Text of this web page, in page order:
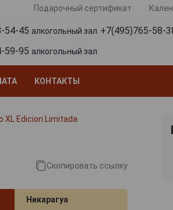
Подарочный сертификат
54-45 алкогольный зал +7(495)765-58-
59-95 алкогольный зал
КОНТАКТЫ
XL Edicion Limitada
Скопировать ссылку
Никарагуа